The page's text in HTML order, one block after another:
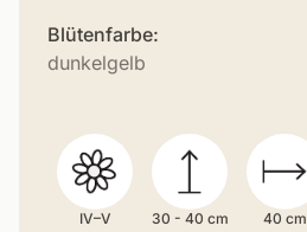
Blütenfarbe:
dunkelgelb
IV–V 30 - 40 cm 40 cm